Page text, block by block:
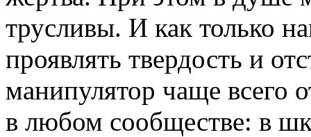
трусливы. И как только
проявлять твердость и
манипулятор чаще всего
в любом сообществе: в